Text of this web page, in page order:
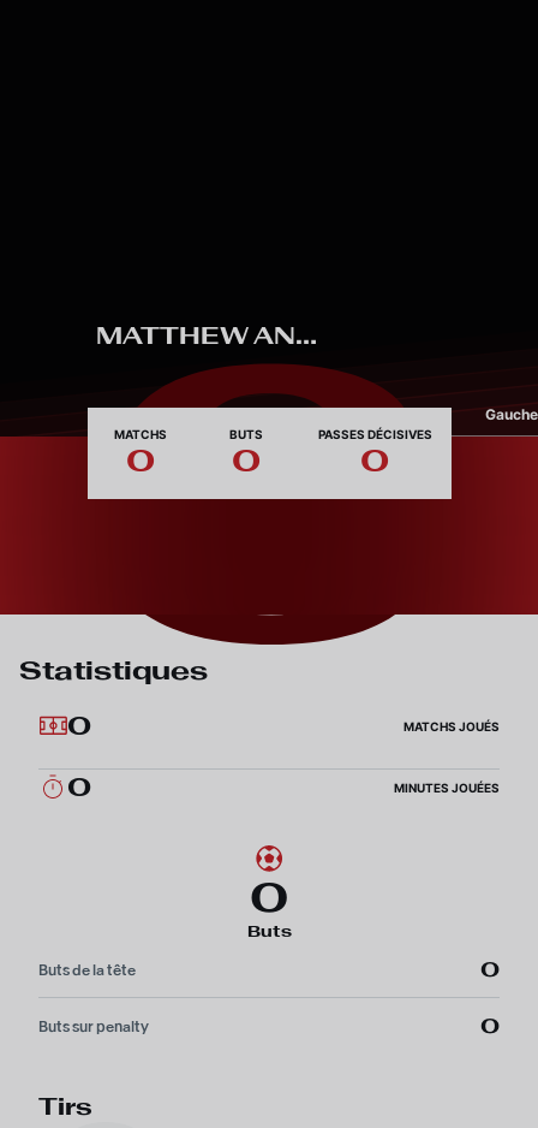
3
MATTHEW ANDERSON
Gauche
MATCHS
0
BUTS
0
PASSES DÉCISIVES
0
Statistiques
0
MATCHS JOUÉS
0 MINUTES JOUÉES
0
Buts
Buts de la tête 0
Buts sur penalty 0
Tirs